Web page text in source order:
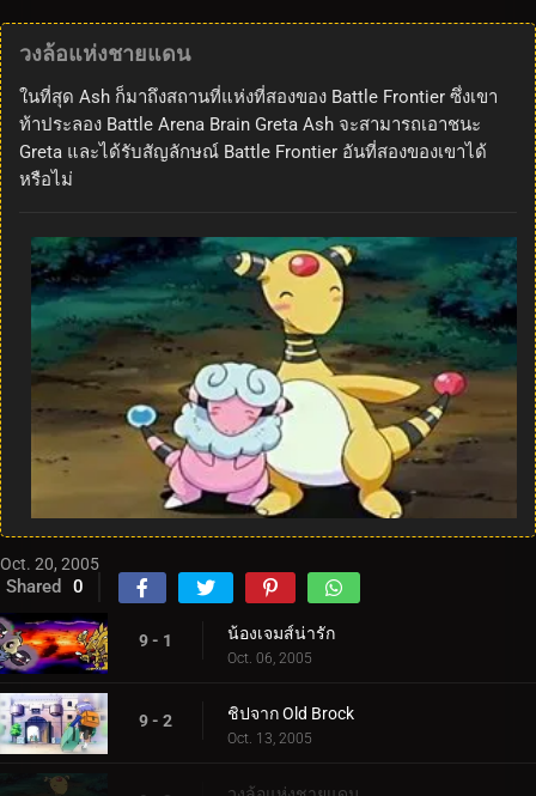
วงล้อแห่งชายแดน
ในที่สุด Ash ก็มาถึงสถานที่แห่งที่สองของ Battle Frontier ซึ่งเขา
ท้าประลอง Battle Arena Brain Greta Ash จะสามารถเอาชนะ
Greta และได้รับสัญลักษณ์ Battle Frontier อันที่สองของเขาได้
หรือไม่
Oct. 20, 2005
Shared 0
9 - 1 น้องเจมส์น่ารัก
Oct. 06, 2005
9 - 2 ชิปจาก Old Brock
Oct. 13, 2005